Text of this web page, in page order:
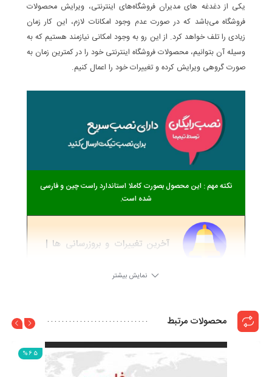
یکی از دغدغه های مدیران فروشگاه‌های اینترنتی، ویرایش محصولات
فروشگاه می‌باشد که در صورت عدم وجود امکانات لازم، این کار زمان
زیادی را تلف خواهد کرد. از این رو به وجود امکانی نیازمند هستیم که به
وسیله آن بتوانیم، محصولات فروشگاه اینترنتی خود را در کمترین زمان به
صورت گروهی ویرایش کرده و تغییرات خود را اعمال کنیم.
نکته مهم : این محصول بصورت کاملا استاندارد راست چین و فارسی
شده است.
آخرین تغییرات و بروزرسانی ها |
به نسخه جدید بروز شده است
6 سال ago
نمایش بیشتر
محصولات مرتبط
%65